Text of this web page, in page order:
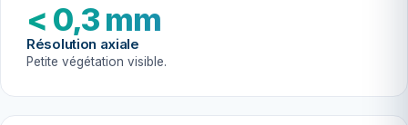
< 0,3 mm
Résolution axiale
Petite végétation visible.